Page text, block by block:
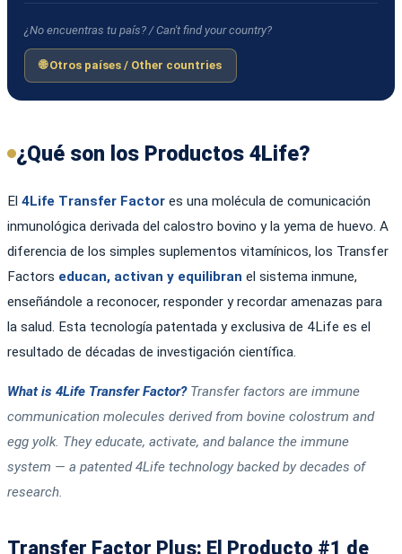
¿No encuentras tu país? / Can't find your country?
🌐 Otros países / Other countries
¿Qué son los Productos 4Life?
El 4Life Transfer Factor es una molécula de comunicación
inmunológica derivada del calostro bovino y la yema de huevo. A
diferencia de los simples suplementos vitamínicos, los Transfer
Factors educan, activan y equilibran el sistema inmune,
enseñándole a reconocer, responder y recordar amenazas para
la salud. Esta tecnología patentada y exclusiva de 4Life es el
resultado de décadas de investigación científica.
What is 4Life Transfer Factor?Transfer factors are immune
communication molecules derived from bovine colostrum and
egg yolk. They educate, activate, and balance the immune
system — a patented 4Life technology backed by decades of
research.
Transfer Factor Plus: El Producto #1 de